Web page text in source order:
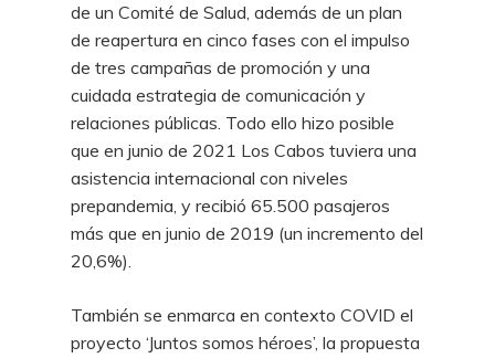
de un Comité de Salud, además de un plan
de reapertura en cinco fases con el impulso
de tres campañas de promoción y una
cuidada estrategia de comunicación y
relaciones públicas. Todo ello hizo posible
que en junio de 2021 Los Cabos tuviera una
asistencia internacional con niveles
prepandemia, y recibió 65.500 pasajeros
más que en junio de 2019 (un incremento del
20,6%).
También se enmarca en contexto COVID el
proyecto ‘Juntos somos héroes’, la propuesta